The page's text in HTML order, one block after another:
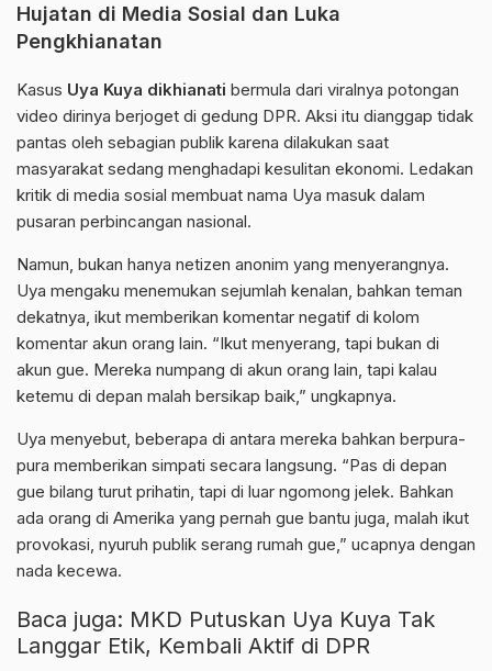
Hujatan di Media Sosial dan Luka
Pengkhianatan
Kasus Uya Kuya dikhianati bermula dari viralnya potongan
video dirinya berjoget di gedung DPR. Aksi itu dianggap tidak
pantas oleh sebagian publik karena dilakukan saat
masyarakat sedang menghadapi kesulitan ekonomi. Ledakan
kritik di media sosial membuat nama Uya masuk dalam
pusaran perbincangan nasional.
Namun, bukan hanya netizen anonim yang menyerangnya.
Uya mengaku menemukan sejumlah kenalan, bahkan teman
dekatnya, ikut memberikan komentar negatif di kolom
komentar akun orang lain. “Ikut menyerang, tapi bukan di
akun gue. Mereka numpang di akun orang lain, tapi kalau
ketemu di depan malah bersikap baik,” ungkapnya.
Uya menyebut, beberapa di antara mereka bahkan berpura-
pura memberikan simpati secara langsung. “Pas di depan
gue bilang turut prihatin, tapi di luar ngomong jelek. Bahkan
ada orang di Amerika yang pernah gue bantu juga, malah ikut
provokasi, nyuruh publik serang rumah gue,” ucapnya dengan
nada kecewa.
Baca juga: MKD Putuskan Uya Kuya Tak
Langgar Etik, Kembali Aktif di DPR